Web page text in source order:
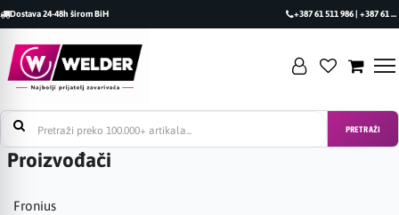
Dostava 24-48h širom BiH +387 61 511 986 | +387 61 493 470
PRETRAŽI
Proizvođači
Fronius